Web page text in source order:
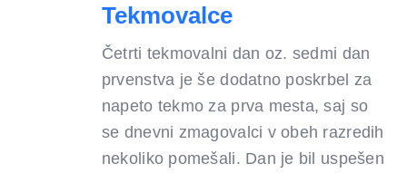
Tekmovalce
Četrti tekmovalni dan oz. sedmi dan
prvenstva je še dodatno poskrbel za
napeto tekmo za prva mesta, saj so
se dnevni zmagovalci v obeh razredih
nekoliko pomešali. Dan je bil uspešen